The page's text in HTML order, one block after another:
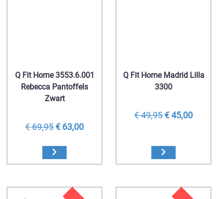
Q Fit Home 3553.6.001
Rebecca Pantoffels
Zwart
€ 69,95€ 63,00
Q Fit Home Madrid Lilla
3300
€ 49,95€ 45,00